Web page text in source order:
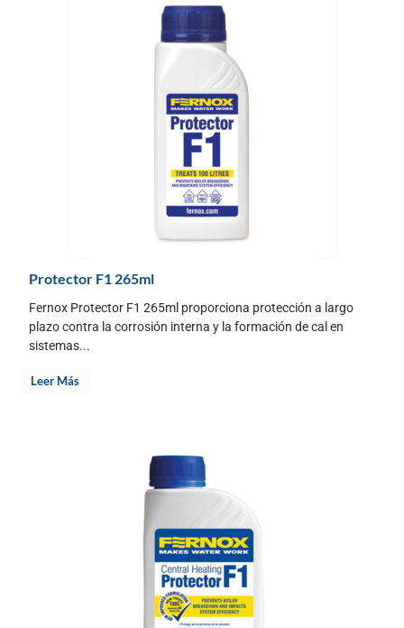
Protector F1 265ml
Fernox Protector F1 265ml proporciona protección a largo
plazo contra la corrosión interna y la formación de cal en
sistemas...
Leer Más